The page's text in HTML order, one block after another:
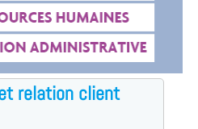
relation client